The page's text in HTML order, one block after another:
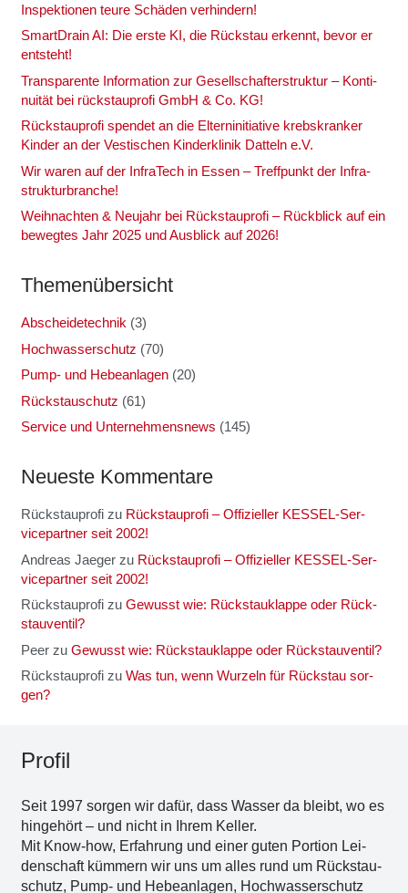
Inspek­tio­nen teu­re Schä­den ver­hin­dern!
Smart­Drain AI: Die ers­te KI, die Rück­stau erkennt, bevor er
ent­steht!
Trans­pa­ren­te Infor­ma­ti­on zur Gesell­schaf­ter­struk­tur – Kon­ti­
nui­tät bei rück­stau­pro­fi GmbH & Co. KG!
Rück­stau­pro­fi spen­det an die Eltern­in­itia­ti­ve krebs­kran­ker
Kin­der an der Ves­ti­schen Kin­der­kli­nik Dat­teln e.V.
Wir waren auf der Infra­Tech in Essen – Treff­punkt der Infra­
struk­tur­bran­che!
Weih­nach­ten & Neu­jahr bei Rück­stau­pro­fi – Rück­blick auf ein
beweg­tes Jahr 2025 und Aus­blick auf 2026!
The­men­über­sicht
Abscheidetechnik (3)
Hochwasserschutz (70)
Pump- und Hebeanlagen(20)
Rückstauschutz (61)
Service und Unternehmensnews (145)
Neu­es­te Kom­men­ta­re
Rückstauprofizu Rück­stau­pro­fi – Offi­zi­el­ler KES­SEL-Ser­
vice­part­ner seit 2002!
Andreas Jaegerzu Rück­stau­pro­fi – Offi­zi­el­ler KES­SEL-Ser­
vice­part­ner seit 2002!
Rückstauprofizu Gewusst wie: Rück­stau­klap­pe oder Rück­
stau­ven­til?
Peerzu Gewusst wie: Rück­stau­klap­pe oder Rück­stau­ven­til?
Rückstauprofizu Was tun, wenn Wur­zeln für Rück­stau sor­
gen?
Pro­fil
Seit 1997 sor­gen wir dafür, dass Was­ser da bleibt, wo es
hin­ge­hört – und nicht in Ihrem Kel­ler.
Mit Know-how, Erfah­rung und einer guten Por­ti­on Lei­
den­schaft küm­mern wir uns um alles rund um Rückstau­
schutz, Pump- und Hebe­an­la­gen, Hoch­was­ser­schutz